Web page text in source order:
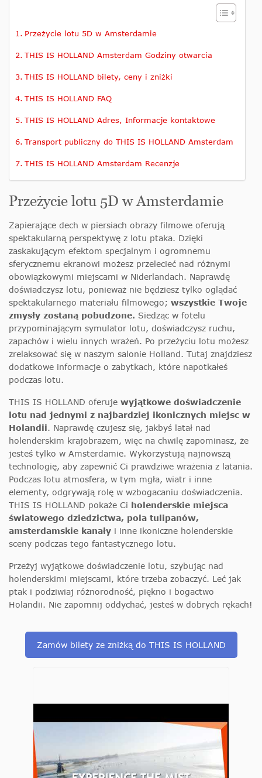
Przeżycie lotu 5D w Amsterdamie
THIS IS HOLLAND Amsterdam Godziny otwarcia
THIS IS HOLLAND bilety, ceny i zniżki
THIS IS HOLLAND FAQ
THIS IS HOLLAND Adres, Informacje kontaktowe
Transport publiczny do THIS IS HOLLAND Amsterdam
THIS IS HOLLAND Amsterdam Recenzje
Przeżycie lotu 5D w Amsterdamie
Zapierające dech w piersiach obrazy filmowe oferują
spektakularną perspektywę z lotu ptaka. Dzięki
zaskakującym efektom specjalnym i ogromnemu
sferycznemu ekranowi możesz przelecieć nad różnymi
obowiązkowymi miejscami w Niderlandach. Naprawdę
doświadczysz lotu, ponieważ nie będziesz tylko oglądać
spektakularnego materiału filmowego; wszystkie Twoje
zmysły zostaną pobudzone. Siedząc w fotelu
przypominającym symulator lotu, doświadczysz ruchu,
zapachów i wielu innych wrażeń. Po przeżyciu lotu możesz
zrelaksować się w naszym salonie Holland. Tutaj znajdziesz
dodatkowe informacje o zabytkach, które napotkałeś
podczas lotu.
THIS IS HOLLAND oferuje wyjątkowe doświadczenie
lotu nad jednymi z najbardziej ikonicznych miejsc w
Holandii. Naprawdę czujesz się, jakbyś latał nad
holenderskim krajobrazem, więc na chwilę zapominasz, że
jesteś tylko w Amsterdamie. Wykorzystują najnowszą
technologię, aby zapewnić Ci prawdziwe wrażenia z latania.
Podczas lotu atmosfera, w tym mgła, wiatr i inne
elementy, odgrywają rolę w wzbogacaniu doświadczenia.
THIS IS HOLLAND pokaże Ci holenderskie miejsca
światowego dziedzictwa, pola tulipanów,
amsterdamskie kanały i inne ikoniczne holenderskie
sceny podczas tego fantastycznego lotu.
Przeżyj wyjątkowe doświadczenie lotu, szybując nad
holenderskimi miejscami, które trzeba zobaczyć. Leć jak
ptak i podziwiaj różnorodność, piękno i bogactwo
Holandii. Nie zapomnij oddychać, jesteś w dobrych rękach!
Zamów bilety ze zniżką do THIS IS HOLLAND